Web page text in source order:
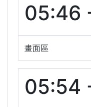
05:46
畫面區
05:54